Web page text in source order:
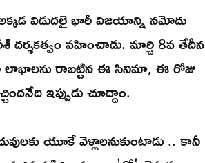
విడుదలై భారీ విజయాన్ని నమోదు
వహించాడు. మార్చి 8వ తేదీన
లాభాలను రాబట్టిన ఈ సినిమా, ఈ రోజు
ఇప్పుడు చూద్దాం.
యూకే వెళ్లాలనుకుంటాడు .. కానీ